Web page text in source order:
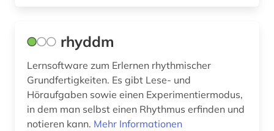
politik (2)
pop (2)
popmusik (1)
psychologie (1)
rhyddm
Lernsoftware zum Erlernen rhythmischer
Grundfertigkeiten. Es gibt Lese- und
Höraufgaben sowie einen Experimentiermodus,
in dem man selbst einen Rhythmus erfinden und
notieren kann. Mehr Informationen